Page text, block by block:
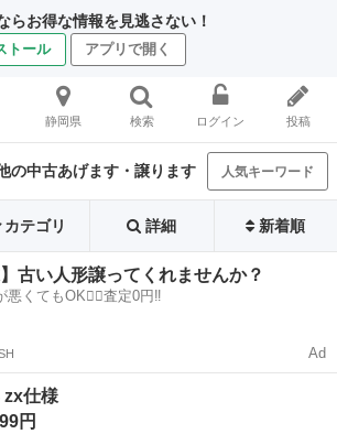
らお得な情報を見逃さない！
トール アプリで開く
静岡県 検索 ログイン 投稿
の中古あげます・譲ります 人気キーワード
カテゴリ 詳細 新着順
】古い人形譲ってくれませんか？
悪くてもOK🙆‍♀️査定0円‼️
Ad
zx仕様
円